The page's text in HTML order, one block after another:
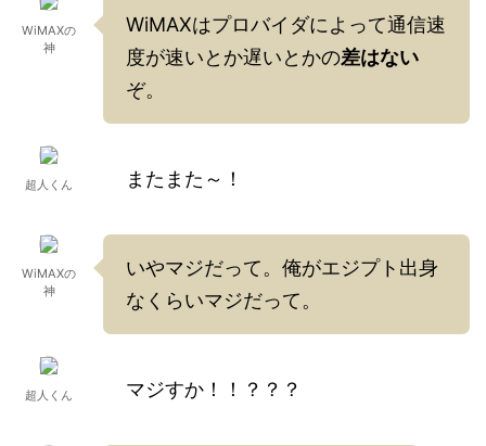
WiMAXの
神
WiMAXはプロバイダによって通信速
度が速いとか遅いとかの差はない
ぞ。
超人くん またまた～！
WiMAXの
神
いやマジだって。俺がエジプト出身
なくらいマジだって。
超人くん マジすか！！？？？